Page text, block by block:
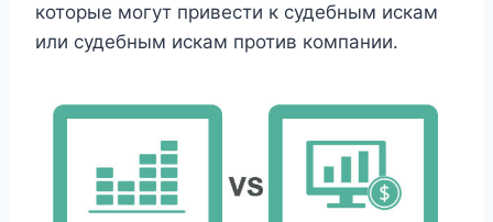
которые могут привести к судебным искам
или судебным искам против компании.